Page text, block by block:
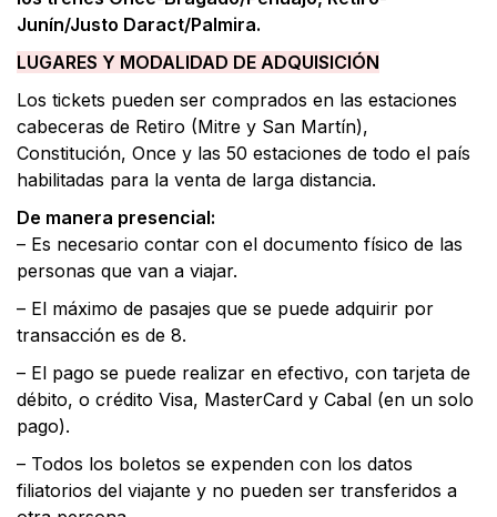
Junín/Justo Daract/Palmira.
LUGARES Y MODALIDAD DE ADQUISICIÓN
Los tickets pueden ser comprados en las estaciones
cabeceras de Retiro (Mitre y San Martín),
Constitución, Once y las 50 estaciones de todo el país
habilitadas para la venta de larga distancia.
De manera presencial:
– Es necesario contar con el documento físico de las
personas que van a viajar.
– El máximo de pasajes que se puede adquirir por
transacción es de 8.
– El pago se puede realizar en efectivo, con tarjeta de
débito, o crédito Visa, MasterCard y Cabal (en un solo
pago).
– Todos los boletos se expenden con los datos
filiatorios del viajante y no pueden ser transferidos a